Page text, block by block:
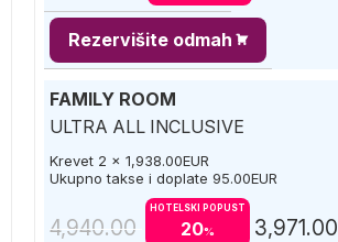
Rezervišite odmah
FAMILY ROOM
ULTRA ALL INCLUSIVE
Krevet 2 x 1,938.00EUR
Ukupno takse i doplate 95.00EUR
4,940.00
HOTELSKI POPUST
20% 3,971.00